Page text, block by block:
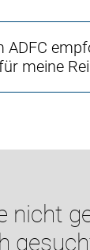
ADFC
meine
nicht